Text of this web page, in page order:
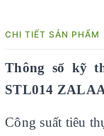
CHI TIẾT SẢN PHẨM
Thông số kỹ
STL014
Công suất tiêu